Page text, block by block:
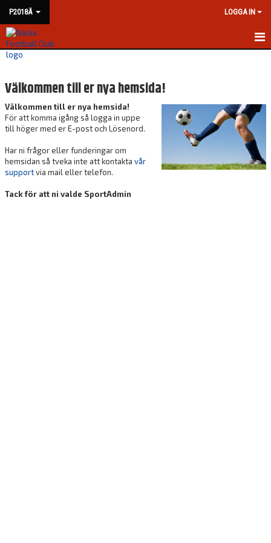
P2018Ä LOGGA IN
HEM
NYHETER
KALENDER
TRUPPEN
BILDGALLERI
Välkommen till er nya hemsida!
Välkommen till er nya hemsida!
För att komma igång så logga in uppe
till höger med er E-post och Lösenord.
Har ni frågor eller funderingar om
hemsidan så tveka inte att kontakta vår
supportvia mail eller telefon.
Tack för att ni valde SportAdmin